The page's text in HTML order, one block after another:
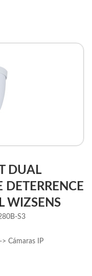
DUAL
DETERRENCE
WIZSENS
S3
Cámaras IP